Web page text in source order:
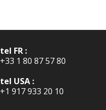
tel FR :
+33 1 80 87 57 80
tel USA :
+1 917 933 20 10